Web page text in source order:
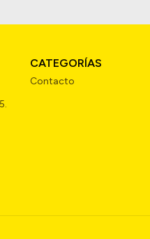
CATEGORÍAS
Contacto